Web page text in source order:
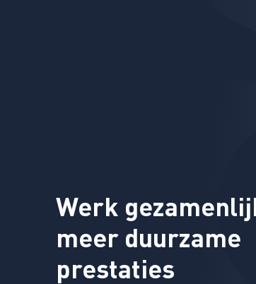
Werk
meer duurzame
prestaties